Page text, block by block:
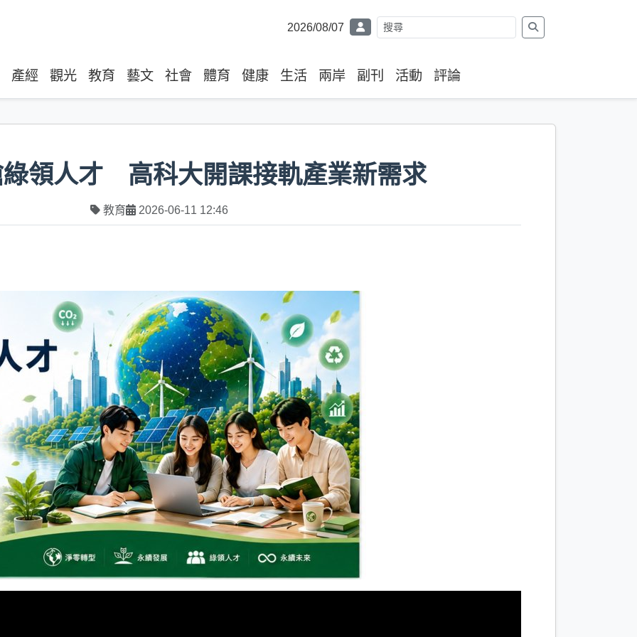
2026/08/07
產經 觀光 教育 藝文 社會 體育 健康 生活 兩岸 副刊 活動 評論
領人才 高科大開課接軌產業新需求
教育 2026-06-11 12:46